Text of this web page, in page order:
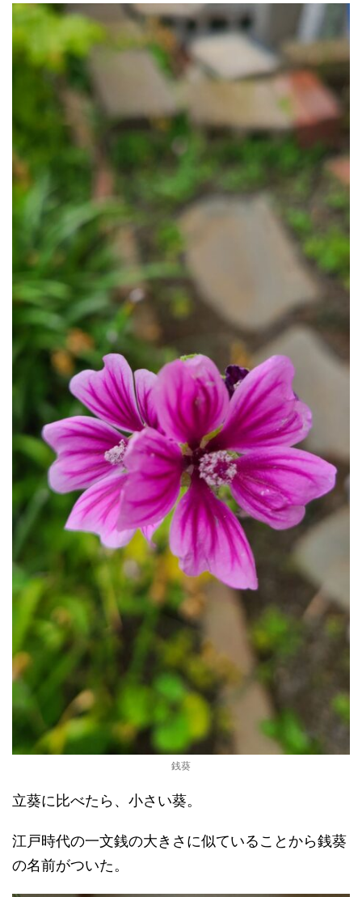
銭葵
立葵に比べたら、小さい葵。
江戸時代の一文銭の大きさに似ていることから銭葵
の名前がついた。